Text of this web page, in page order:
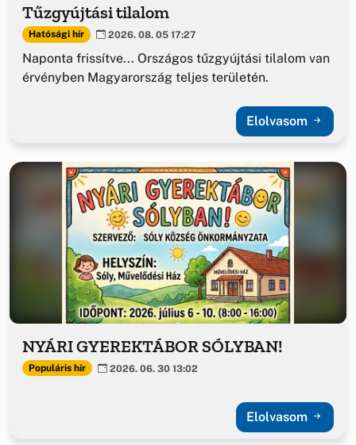
Tűzgyújtási tilalom
Hatósági hír 2026. 08. 05 17:27
Naponta frissítve... Országos tűzgyújtási tilalom van
érvényben Magyarország teljes területén.
Elolvasom
NYÁRI GYEREKTÁBOR SÓLYBAN!
Populáris hír 2026. 06. 30 13:02
Elolvasom